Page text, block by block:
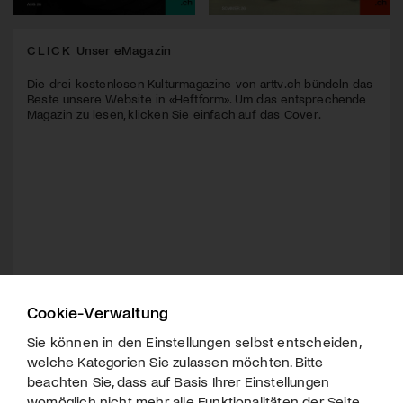
CLICK Unser eMagazin
Die drei kostenlosen Kulturmagazine von arttv.ch bündeln das
Beste unsere Website in «Heftform». Um das entsprechende
Magazin zu lesen, klicken Sie einfach auf das Cover.
Cookie-Verwaltung
Sie können in den Einstellungen selbst entscheiden,
welche Kategorien Sie zulassen möchten. Bitte
beachten Sie, dass auf Basis Ihrer Einstellungen